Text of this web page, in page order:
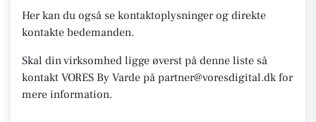
Her kan du også se kontaktoplysninger og direkte
kontakte bedemanden.
Skal din virksomhed ligge øverst på denne liste så
kontakt VORES By Varde på partner@voresdigital.dk for
mere information.